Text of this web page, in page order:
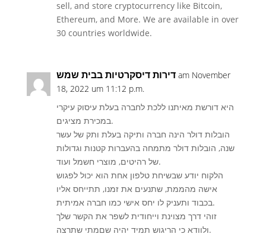
sell, and store cryptocurrency like Bitcoin,
Ethereum, and More. We are available in over
30 countries worldwide.
דירות דיסקרטיות בבית שמש am November
18, 2022 um 11:12 p.m.
היא דורשת מאיתנו ללכת לחברה בעלת עיסוק עיקרי
במכירת מציגים.
הובלות דולר הינה חברה ותיקה בעלת ותק של עשר
שנה, הובלות דולר מתמחה בהעברות קטנות וגדולות
של רהיטים, מוצרי חשמל ועוד.
הלקוח יודע שבשיחת טלפון אחת הוא יכול לפגוש
אישה מהממת, שתנעים את זמנו, תתייחס אליו
בכבוד ותעניק לו יחס אישי כמו חברה אמיתית.
זוהי דרך מצוינת וייחודית לשפר את הקשר שלך
ולוודא כי הריגוש תמיד יהיה שםמתי שתרצה.